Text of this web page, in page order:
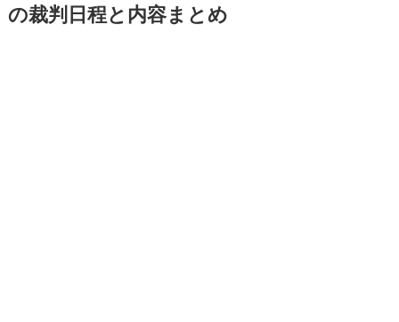
の裁判日程と内容まとめ